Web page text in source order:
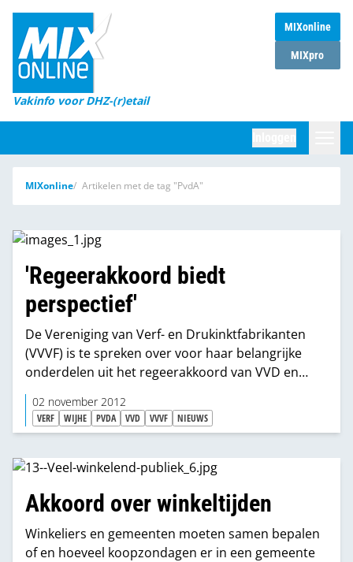
MIXonline
MIXpro
Vakinfo voor DHZ-(r)etail
Home
Magazines
DHZ Sessie
Marktcijfers
Word abonnee
Partners
MIXonline Artikelen met de tag "PvdA"
'Regeerakkoord biedt
perspectief'
De Vereniging van Verf- en Drukinktfabrikanten
(VVVF) is te spreken over voor haar belangrijke
onderdelen uit het regeerakkoord van VVD en
PvdA.
02 november 2012
VERF WIJHE PVDA VVD VVVF NIEUWS
Akkoord over winkeltijden
Winkeliers en gemeenten moeten samen bepalen
of en hoeveel koopzondagen er in een gemeente